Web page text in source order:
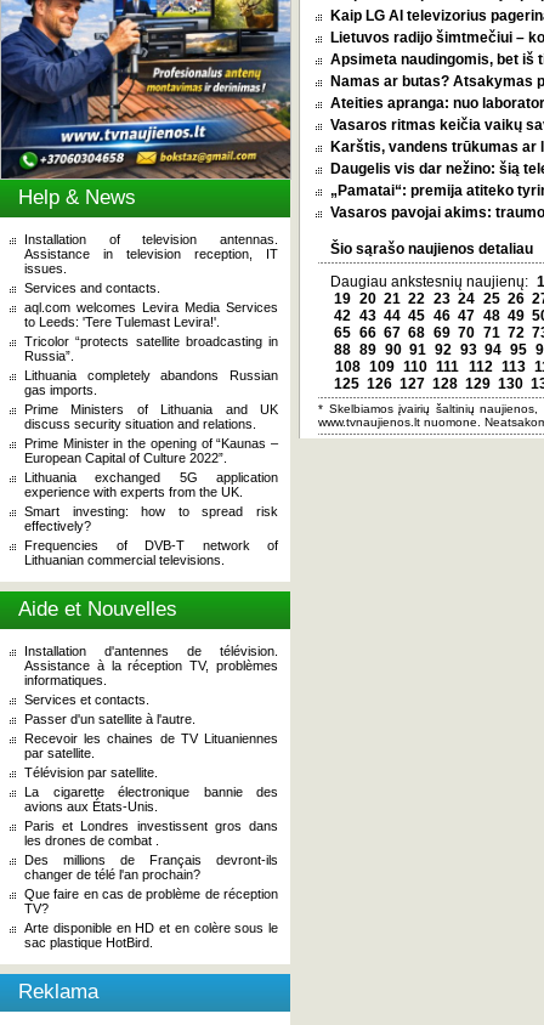
Help & News
Installation of television antennas.
Assistance in television reception, IT
issues.
Services and contacts.
aql.com welcomes Levira Media Services
to Leeds: 'Tere Tulemast Levira!'.
Tricolor “protects satellite broadcasting in
Russia”.
Lithuania completely abandons Russian
gas imports.
Prime Ministers of Lithuania and UK
discuss security situation and relations.
Prime Minister in the opening of “Kaunas –
European Capital of Culture 2022”.
Lithuania exchanged 5G application
experience with experts from the UK.
Smart investing: how to spread risk
effectively?
Frequencies of DVB-T network of
Lithuanian commercial televisions.
Aide et Nouvelles
Installation d'antennes de télévision.
Assistance à la réception TV, problèmes
informatiques.
Services et contacts.
Passer d'un satellite à l'autre.
Recevoir les chaines de TV Lituaniennes
par satellite.
Télévision par satellite.
La cigarette électronique bannie des
avions aux États-Unis.
Paris et Londres investissent gros dans
les drones de combat .
Des millions de Français devront-ils
changer de télé l'an prochain?
Que faire en cas de problème de réception
TV?
Arte disponible en HD et en colère sous le
sac plastique HotBird.
Reklama
Kaip LG AI televizorius
Lietuvos radijo šimtmečiui –
Apsimeta naudingomis, bet iš
Namas ar butas? Atsakymas
Ateities apranga: nuo
Vasaros ritmas keičia vaikų
Karštis, vandens trūkumas ar
Daugelis vis dar nežino: šią
„Pamatai“: premija atiteko
Vasaros pavojai akims:
Šio sąrašo naujienos detaliau
Daugiau ankstesnių naujienų: 1
19 20 21 22 23 24 25 26
42 43 44 45 46 47 48 49
65 66 67 68 69 70 71 72
88 89 90 91 92 93 94 95
108 109 110 111 112 113
125 126 127 128 129 130
* Skelbiamos įvairių šaltinių
www.tvnaujienos.lt nuomone.